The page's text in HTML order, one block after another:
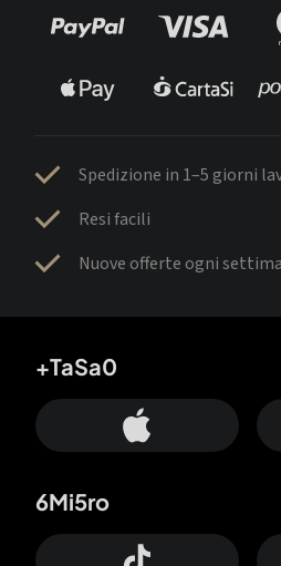
Spedizione in 1–5 giorni
Resi facili
Nuove offerte ogni
+TaSa0
6Mi5ro